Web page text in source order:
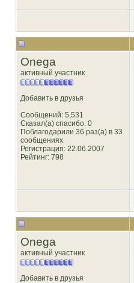
Onega
активный участник
Добавить в друзья
Сообщений: 5,531
Сказал(а) спасибо: 0
Поблагодарили 36 раз(а) в 33
сообщениях
Регистрация: 22.06.2007
Рейтинг: 798
Onega
активный участник
Добавить в друзья